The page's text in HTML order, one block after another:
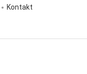
Kontakt